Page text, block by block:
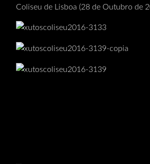
Coliseu de Lisboa (28 de Outubro de